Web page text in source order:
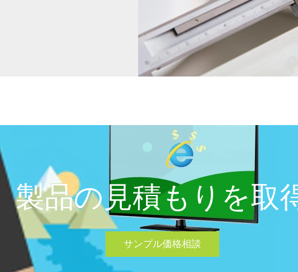
製品の見積もりを取
サンプル価格相談